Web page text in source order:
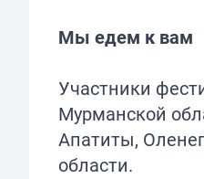
Мы едем к вам
Участники
Мурманской
Апатиты,
области.